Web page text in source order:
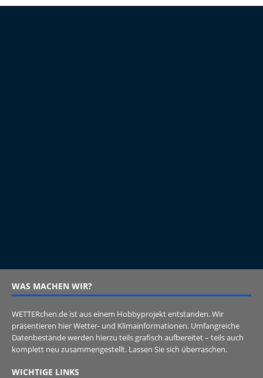
WAS MACHEN WIR?
WETTERchen.de ist aus einem Hobbyprojekt entstanden. Wir
präsentieren hier Wetter- und Klimainformationen. Umfangreiche
Datenbestände werden hierzu teils grafisch aufbereitet – teils auch
komplett neu zusammengestellt. Lassen Sie sich überraschen.
WICHTIGE LINKS